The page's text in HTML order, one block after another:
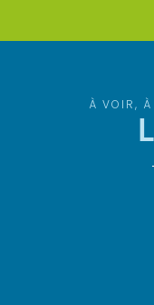
À VOIR, À